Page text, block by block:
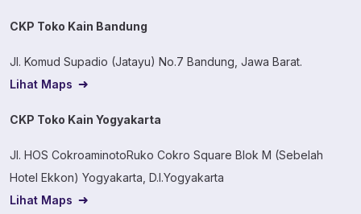
CKP Toko Kain Bandung
Jl. Komud Supadio (Jatayu) No.7 Bandung, Jawa Barat.
Lihat Maps
CKP Toko Kain Yogyakarta
Jl. HOS CokroaminotoRuko Cokro Square Blok M (Sebelah
Hotel Ekkon) Yogyakarta, D.I.Yogyakarta
Lihat Maps